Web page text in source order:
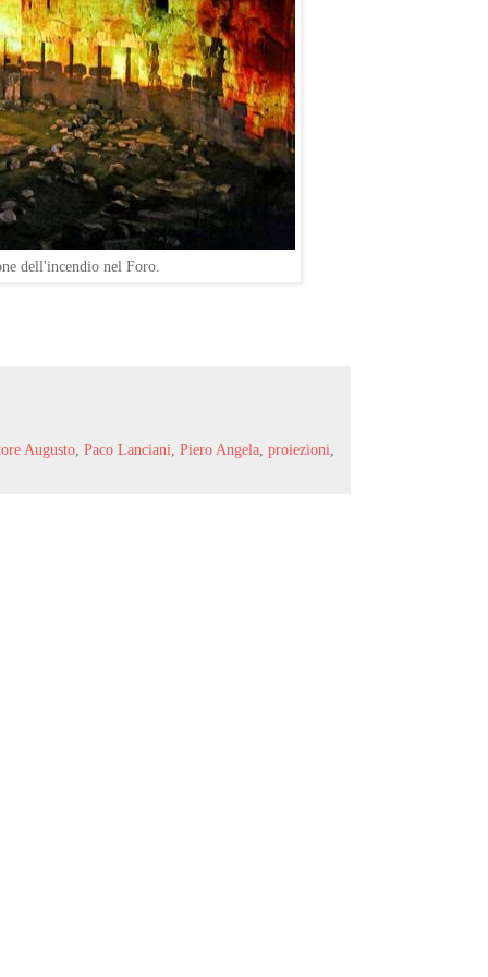
dell'incendio nel Foro.
Augusto, Paco Lanciani, Piero Angela, proiezioni,